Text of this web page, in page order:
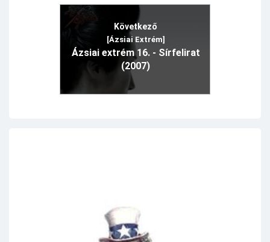
Következő
[Ázsiai Extrém]
Ázsiai extrém 16. - Sírfelirat
(2007)